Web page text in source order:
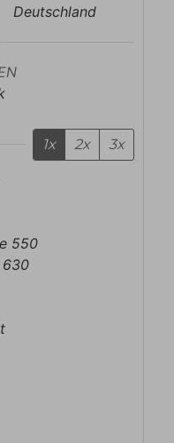
Deutschland
1x 2x 3x
550
630